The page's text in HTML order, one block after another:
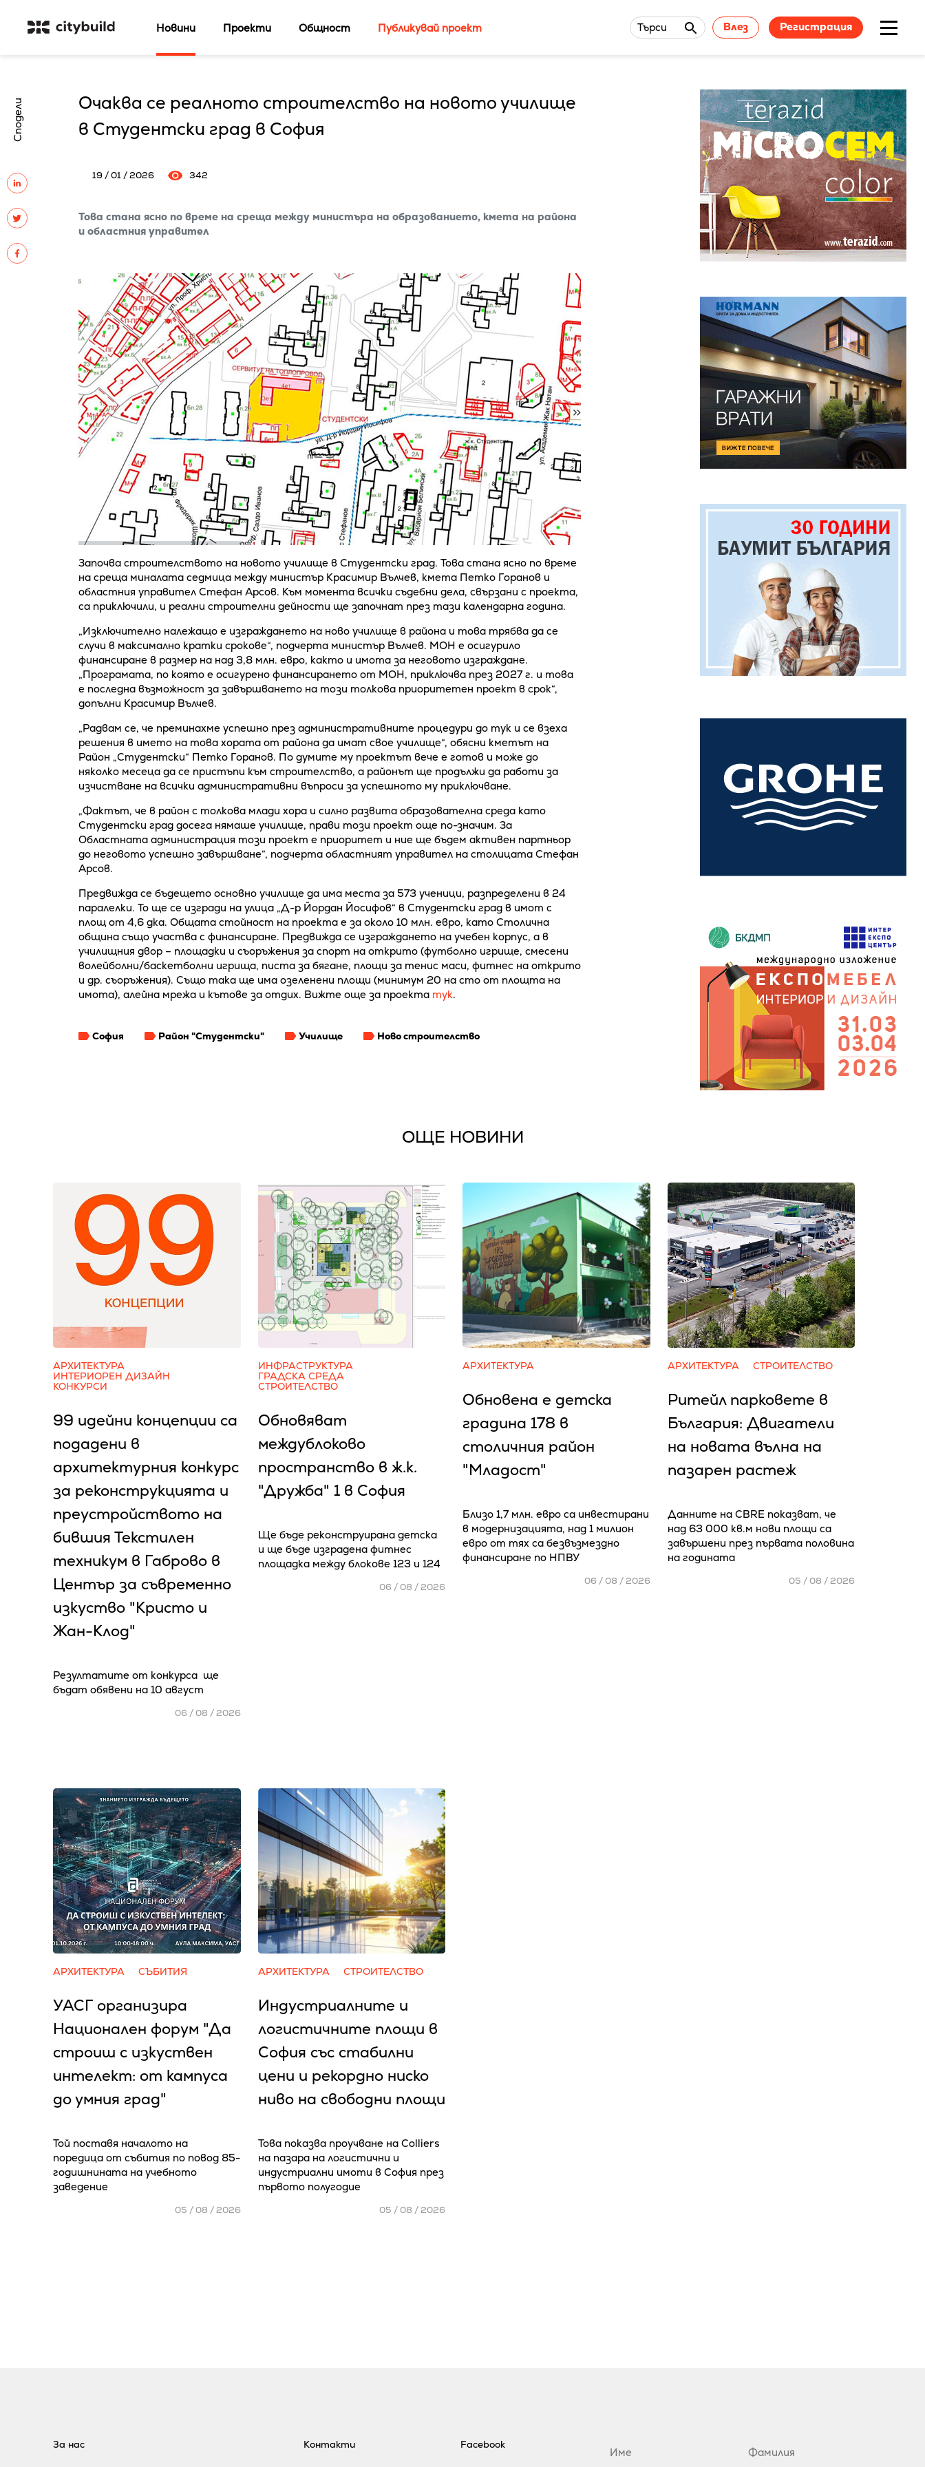
Новини Проекти Общност Публикувай проект Търси Влез Регистрация
Сподели
Очаква се реалното строителство на новото училище
в Студентски град в София
19 / 01 / 2026 342
Това стана ясно по време на среща между министъра на образованието, кмета на района
и областния управител
Започва строителството на новото училище в Студентски град. Това стана ясно по време
на среща миналата седмица между министър Красимир Вълчев, кмета Петко Горанов и
областния управител Стефан Арсов. Към момента всички съдебни дела, свързани с проекта,
са приключили, и реални строителни дейности ще започнат през тази календарна година.
„Изключително належащо е изграждането на ново училище в района и това трябва да се
случи в максимално кратки срокове“, подчерта министър Вълчев. МОН е осигурило
финансиране в размер на над 3,8 млн. евро, както и имота за неговото изграждане.
„Програмата, по която е осигурено финансирането от МОН, приключва през 2027 г. и това
е последна възможност за завършването на този толкова приоритетен проект в срок“,
допълни Красимир Вълчев.
„Радвам се, че преминахме успешно през административните процедури до тук и се взеха
решения в името на това хората от района да имат свое училище“, обясни кметът на
Район „Студентски“ Петко Горанов. По думите му проектът вече е готов и може до
няколко месеца да се пристъпи към строителство, а районът ще продължи да работи за
изчистване на всички административни въпроси за успешното му приключване.
„Фактът, че в район с толкова млади хора и силно развита образователна среда като
Студентски град досега нямаше училище, прави този проект още по-значим. За
Областната администрация този проект е приоритет и ние ще бъдем активен партньор
до неговото успешно завършване“, подчерта областният управител на столицата Стефан
Арсов.
Предвижда се бъдещето основно училище да има места за 573 ученици, разпределени в 24
паралелки. То ще се изгради на улица „Д-р Йордан Йосифов“ в Студентски град в имот с
площ от 4,6 дка. Общата стойност на проекта е за около 10 млн. евро, като Столична
община също участва с финансиране. Предвижда се изграждането на учебен корпус, а в
училищния двор – площадки и съоръжения за спорт на открито (футболно игрище, смесени
волейболни/баскетболни игрища, писта за бягане, площи за тенис маси, фитнес на открито
и др. съоръжения). Също така ще има озеленени площи (минимум 20 на сто от площта на
имота), алейна мрежа и кътове за отдих. Вижте още за проекта тук.
София Район "Студентски" Училище Ново строителство
ОЩЕ НОВИНИ
АРХИТЕКТУРА
ИНТЕРИОРЕН ДИЗАЙН
КОНКУРСИ
99 идейни концепции са
подадени в
архитектурния конкурс
за реконструкцията и
преустройството на
бившия Текстилен
техникум в Габрово в
Център за съвременно
изкуство "Кристо и
Жан-Клод"
Резултатите от конкурса ще
бъдат обявени на 10 август
06 / 08 / 2026
ИНФРАСТРУКТУРА
ГРАДСКА СРЕДА
СТРОИТЕЛСТВО
Обновяват
междублоково
пространство в ж.к.
"Дружба" 1 в София
Ще бъде реконструирана детска
и ще бъде изградена фитнес
площадка между блокове 123 и 124
06 / 08 / 2026
АРХИТЕКТУРА
Обновена е детска
градина 178 в
столичния район
"Младост"
Близо 1,7 млн. евро са инвестирани
в модернизацията, над 1 милион
евро от тях са безвъзмездно
финансиране по НПВУ
06 / 08 / 2026
АРХИТЕКТУРА СТРОИТЕЛСТВО
Ритейл парковете в
България: Двигатели
на новата вълна на
пазарен растеж
Данните на CBRE показват, че
над 63 000 кв.м нови площи са
завършени през първата половина
на годината
05 / 08 / 2026
АРХИТЕКТУРА СЪБИТИЯ
УАСГ организира
Национален форум "Да
строиш с изкуствен
интелект: от кампуса
до умния град"
Той поставя началото на
поредица от събития по повод 85-
годишнината на учебното
заведение
05 / 08 / 2026
АРХИТЕКТУРА СТРОИТЕЛСТВО
Индустриалните и
логистичните площи в
София със стабилни
цени и рекордно ниско
ниво на свободни площи
Това показва проучване на Colliers
на пазара на логистични и
индустриални имоти в София през
първото полугодие
05 / 08 / 2026
За нас Контакти Facebook